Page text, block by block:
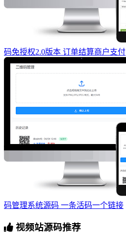
码免授权2.0版本 订单结算商户支付
码管理系统源码 一条活码一个链接
视频站源码推荐